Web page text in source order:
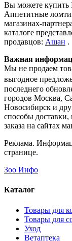
Вы можете купить
Аппетитные
магазинах-
каталоге
продавцов: Ашан .
Важная
Мы не продаем
выгодное
последнего
городов Москва,
Новосибирск и
способы
заказа на сайтах
Реклама.
странице.
Зоо Инфо
Каталог
Товары для
Товары для
Уход
Ветаптека